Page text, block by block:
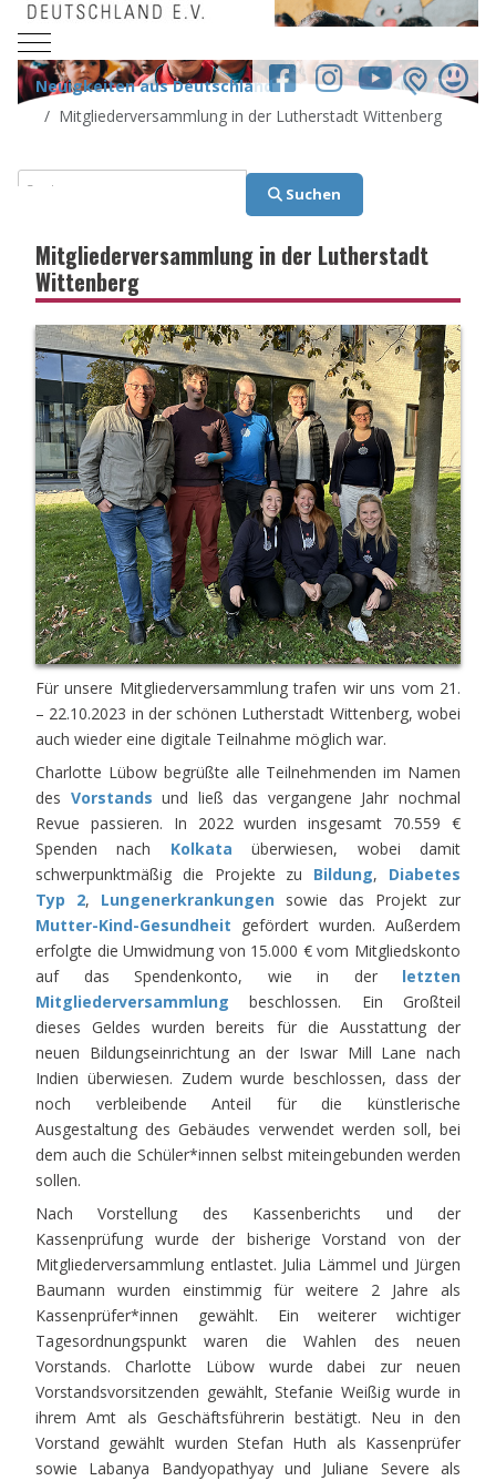
Mobile Menu Toggle
Neuigkeiten aus Deutschland
Mitgliederversammlung in der Lutherstadt Wittenberg
Suchen
Suchen
Mitgliederversammlung in der Lutherstadt
Wittenberg
Für unsere Mitgliederversammlung trafen wir uns vom 21.
– 22.10.2023 in der schönen Lutherstadt Wittenberg, wobei
auch wieder eine digitale Teilnahme möglich war.
Charlotte Lübow begrüßte alle Teilnehmenden im Namen
des Vorstands und ließ das vergangene Jahr nochmal
Revue passieren. In 2022 wurden insgesamt 70.559 €
Spenden nach Kolkata überwiesen, wobei damit
schwerpunktmäßig die Projekte zu Bildung, Diabetes
Typ 2, Lungenerkrankungen sowie das Projekt zur
Mutter-Kind-Gesundheit gefördert wurden. Außerdem
erfolgte die Umwidmung von 15.000 € vom Mitgliedskonto
auf das Spendenkonto, wie in der letzten
Mitgliederversammlung beschlossen. Ein Großteil
dieses Geldes wurden bereits für die Ausstattung der
neuen Bildungseinrichtung an der Iswar Mill Lane nach
Indien überwiesen. Zudem wurde beschlossen, dass der
noch verbleibende Anteil für die künstlerische
Ausgestaltung des Gebäudes verwendet werden soll, bei
dem auch die Schüler*innen selbst miteingebunden werden
sollen.
Nach Vorstellung des Kassenberichts und der
Kassenprüfung wurde der bisherige Vorstand von der
Mitgliederversammlung entlastet. Julia Lämmel und Jürgen
Baumann wurden einstimmig für weitere 2 Jahre als
Kassenprüfer*innen gewählt. Ein weiterer wichtiger
Tagesordnungspunkt waren die Wahlen des neuen
Vorstands. Charlotte Lübow wurde dabei zur neuen
Vorstandsvorsitzenden gewählt, Stefanie Weißig wurde in
ihrem Amt als Geschäftsführerin bestätigt. Neu in den
Vorstand gewählt wurden Stefan Huth als Kassenprüfer
sowie Labanya Bandyopathyay und Juliane Severe als